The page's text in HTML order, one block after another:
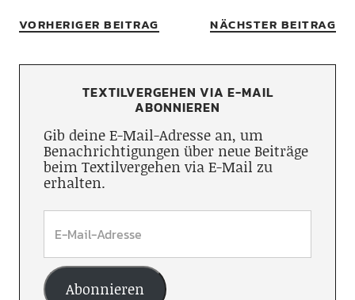
VORHERIGER BEITRAG NÄCHSTER BEITRAG
TEXTILVERGEHEN VIA E-MAIL
ABONNIEREN
Gib deine E-Mail-Adresse an, um
Benachrichtigungen über neue Beiträge
beim Textilvergehen via E-Mail zu
erhalten.
Abonnieren